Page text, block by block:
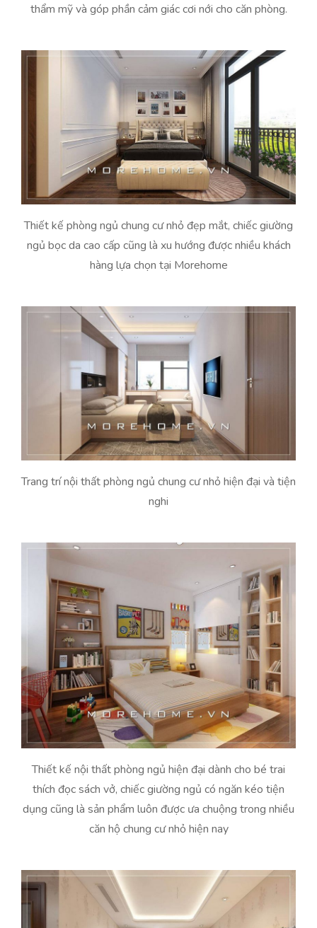
thẩm mỹ và góp phần cảm giác cơi nới cho căn phòng.
Thiết kế phòng ngủ chung cư nhỏ đẹp mắt, chiếc giường
ngủ bọc da cao cấp cũng là xu hướng được nhiều khách
hàng lựa chọn tại Morehome
Trang trí nội thất phòng ngủ chung cư nhỏ hiện đại và tiện
nghi
Thiết kế nội thất phòng ngủ hiện đại dành cho bé trai
thích đọc sách vở, chiếc giường ngủ có ngăn kéo tiện
dụng cũng là sản phẩm luôn được ưa chuộng trong nhiều
căn hộ chung cư nhỏ hiện nay